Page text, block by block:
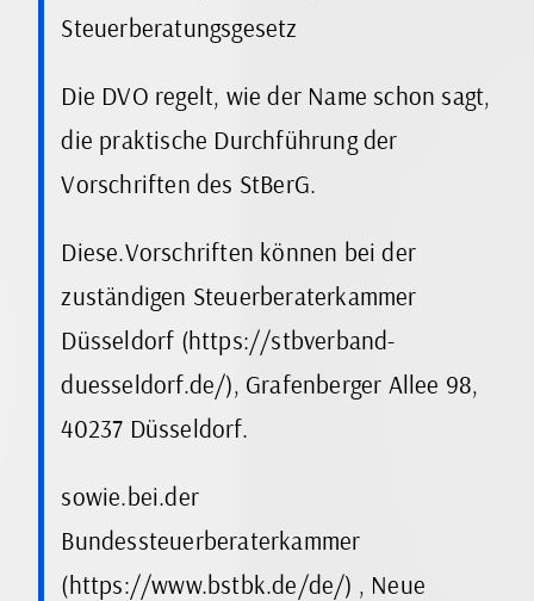
Steuerberatungsgesetz
Die DVO regelt, wie der Name schon sagt,
die praktische Durchführung der
Vorschriften des StBerG.
Diese.Vorschriften können bei der
zuständigen Steuerberaterkammer
Düsseldorf (https://stbverband-
duesseldorf.de/), Grafenberger Allee 98,
40237 Düsseldorf.
sowie.bei.der
Bundessteuerberaterkammer
(https://www.bstbk.de/de/) , Neue